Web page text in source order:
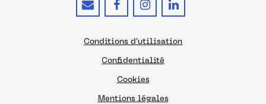
Conditions d'utilisation
Confidentialité
Cookies
Mentions légales